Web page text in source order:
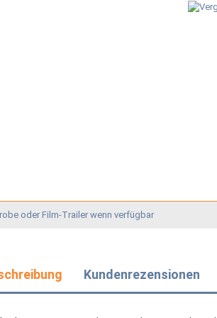
oder Film-Trailer wenn verfügbar
Kundenrezensionen